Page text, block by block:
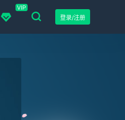
VIP
登录/注册